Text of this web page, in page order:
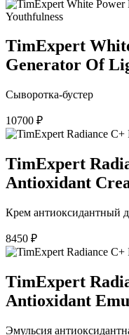
TimExpert
Generator Of
Сыворотка-бустер
10700 ₽
TimExpert
Antioxidant
Крем антиоксидантный
8450 ₽
TimExpert
Antioxidant
Эмульсия